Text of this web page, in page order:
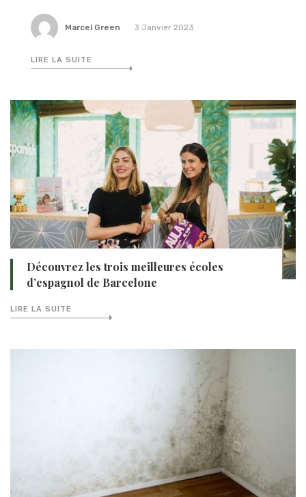
Marcel Green 3 Janvier 2023
LIRE LA SUITE
Découvrez les trois meilleures écoles
d’espagnol de Barcelone
LIRE LA SUITE